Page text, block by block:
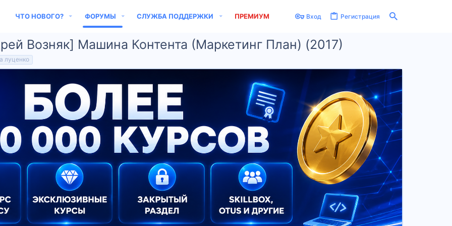
ЧТО НОВОГО? ФОРУМЫ СЛУЖБА ПОДДЕРЖКИ ПРЕМИУМ Вход Регистрация
Возняк] Машина Контента (Маркетинг План) (2017)
луценко